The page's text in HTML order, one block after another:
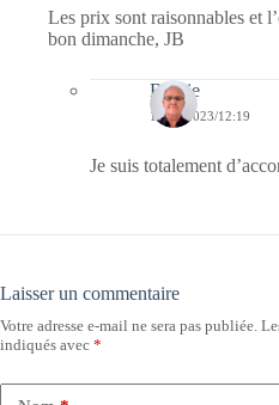
Les prix sont raisonnables et
bon dimanche, JB
Bernie
11/12/2023/12:19
Je suis totalement
Laisser un commentaire
Votre adresse e-mail ne sera pas publiée.
indiqués avec *